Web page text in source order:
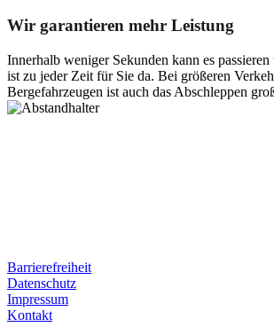
Wir garantieren mehr Leistung
Innerhalb weniger Sekunden kann es
ist zu jeder Zeit für Sie da. Bei größeren
Bergefahrzeugen ist auch das Abschleppen
Barrierefreiheit
Datenschutz
Impressum
Kontakt